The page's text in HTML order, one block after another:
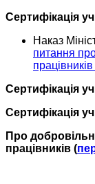
Сертифікація
Наказ
питання
Сертифікація
Сертифікація
Про
працівників (